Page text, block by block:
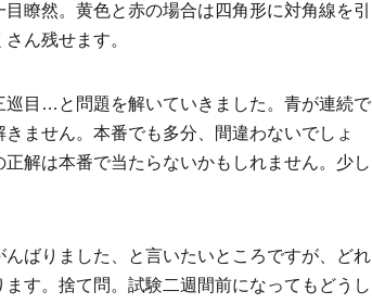
瞭然。黄色と赤の場合は四角形に対角線を引
ん残せます。
目…と問題を解いていきました。青が連続で
ません。本番でも多分、間違わないでしょ
解は本番で当たらないかもしれません。少し
ばりました、と言いたいところですが、どれ
す。捨て問。試験二週間前になってもどうし